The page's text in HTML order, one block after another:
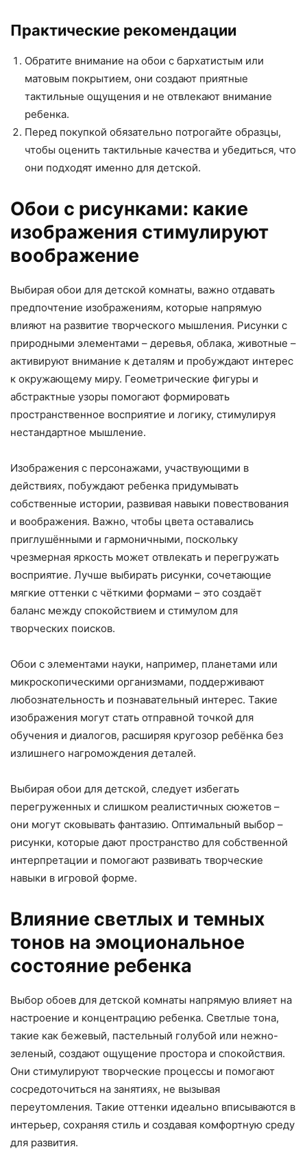
Практические рекомендации
Обратите внимание на обои с бархатистым или
матовым покрытием, они создают приятные
тактильные ощущения и не отвлекают внимание
ребенка.
Перед покупкой обязательно потрогайте образцы,
чтобы оценить тактильные качества и убедиться, что
они подходят именно для детской.
Обои с рисунками: какие
изображения стимулируют
воображение
Выбирая обои для детской комнаты, важно отдавать
предпочтение изображениям, которые напрямую
влияют на развитие творческого мышления. Рисунки с
природными элементами – деревья, облака, животные –
активируют внимание к деталям и пробуждают интерес
к окружающему миру. Геометрические фигуры и
абстрактные узоры помогают формировать
пространственное восприятие и логику, стимулируя
нестандартное мышление.
Изображения с персонажами, участвующими в
действиях, побуждают ребенка придумывать
собственные истории, развивая навыки повествования
и воображения. Важно, чтобы цвета оставались
приглушёнными и гармоничными, поскольку
чрезмерная яркость может отвлекать и перегружать
восприятие. Лучше выбирать рисунки, сочетающие
мягкие оттенки с чёткими формами – это создаёт
баланс между спокойствием и стимулом для
творческих поисков.
Обои с элементами науки, например, планетами или
микроскопическими организмами, поддерживают
любознательность и познавательный интерес. Такие
изображения могут стать отправной точкой для
обучения и диалогов, расширяя кругозор ребёнка без
излишнего нагромождения деталей.
Выбирая обои для детской, следует избегать
перегруженных и слишком реалистичных сюжетов –
они могут сковывать фантазию. Оптимальный выбор –
рисунки, которые дают пространство для собственной
интерпретации и помогают развивать творческие
навыки в игровой форме.
Влияние светлых и темных
тонов на эмоциональное
состояние ребенка
Выбор обоев для детской комнаты напрямую влияет на
настроение и концентрацию ребенка. Светлые тона,
такие как бежевый, пастельный голубой или нежно-
зеленый, создают ощущение простора и спокойствия.
Они стимулируют творческие процессы и помогают
сосредоточиться на занятиях, не вызывая
переутомления. Такие оттенки идеально вписываются в
интерьер, сохраняя стиль и создавая комфортную среду
для развития.